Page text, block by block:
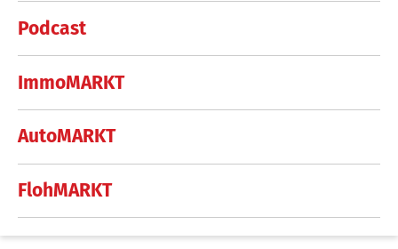
Podcast
ImmoMARKT
AutoMARKT
FlohMARKT